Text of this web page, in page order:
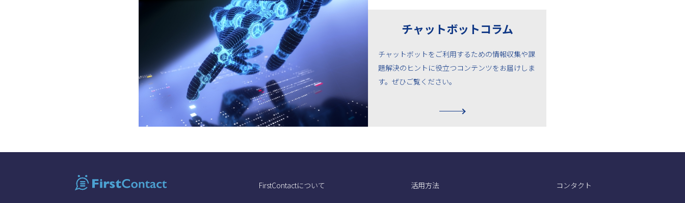
チャットボットコラム
チャットボットをご利用するための情報収集や課
題解決のヒントに役立つコンテンツをお届けしま
す。ぜひご覧ください。
FirstContactについて 活用方法 コンタクト